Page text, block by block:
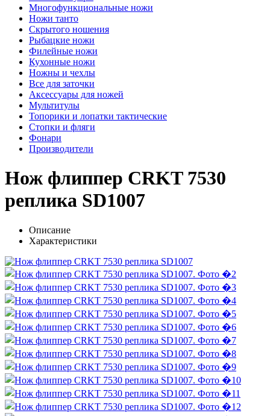
Многофункциональные ножи
Ножи танто
Скрытого ношения
Рыбацкие ножи
Филейные ножи
Кухонные ножи
Ножны и чехлы
Все для заточки
Аксессуары для ножей
Мультитулы
Топорики и лопатки тактические
Стопки и фляги
Фонари
Производители
Нож флиппер CRKT 7530
реплика SD1007
Описание
Характеристики